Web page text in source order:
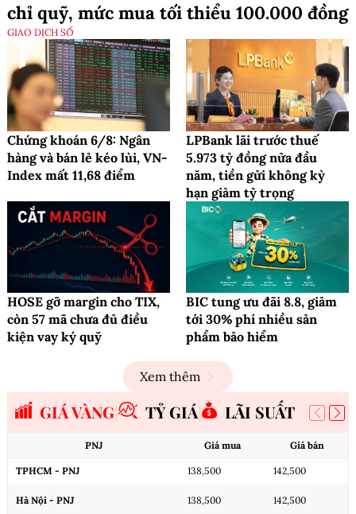
chỉ quỹ, mức mua tối thiểu 100.000 đồng
GIAO DỊCH SỐ
Chứng khoán 6/8: Ngân
hàng và bán lẻ kéo lùi, VN-
Index mất 11,68 điểm
LPBank lãi trước thuế
5.973 tỷ đồng nửa đầu
năm, tiền gửi không kỳ
hạn giảm tỷ trọng
HOSE gỡ margin cho TIX,
còn 57 mã chưa đủ điều
kiện vay ký quỹ
BIC tung ưu đãi 8.8, giảm
tới 30% phí nhiều sản
phẩm bảo hiểm
Xem thêm
GIÁ VÀNG TỶ GIÁ LÃI SUẤT
PNJ Giá mua Giá bán
TPHCM - PNJ 138,500 142,500
Hà Nội - PNJ 138,500 142,500